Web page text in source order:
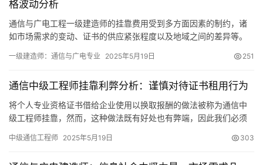
格波动分析
通信与广电工程一级建造师的挂靠费用受到多方面因素的制约，诸
如市场需求的变动、证书的供应紧张程度以及地域之间的差异等。
一级建造师：通信与广电专业 2025年5月19日 251
通信中级工程师挂靠利弊分析：谨慎对待证书租用行为
将个人专业资格证书借给企业使用以换取报酬的做法被称为通信中
级工程师挂靠，然而，这种做法既有好处也有弊端，因此我们必须
中级通信工程师 2025年5月19日 303